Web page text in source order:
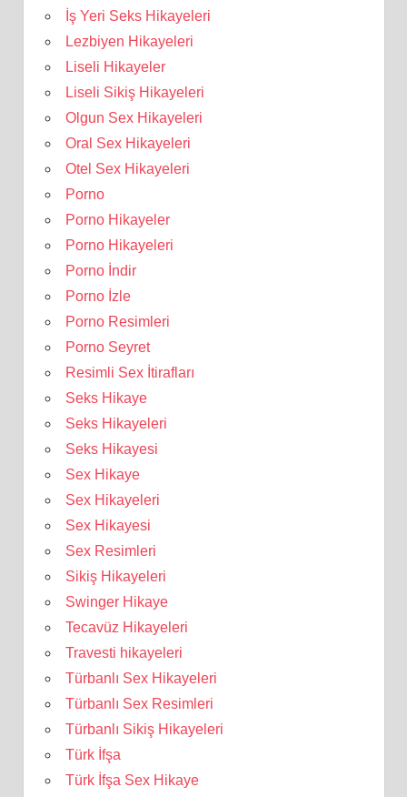
İş Yeri Seks Hikayeleri
Lezbiyen Hikayeleri
Liseli Hikayeler
Liseli Sikiş Hikayeleri
Olgun Sex Hikayeleri
Oral Sex Hikayeleri
Otel Sex Hikayeleri
Porno
Porno Hikayeler
Porno Hikayeleri
Porno İndir
Porno İzle
Porno Resimleri
Porno Seyret
Resimli Sex İtirafları
Seks Hikaye
Seks Hikayeleri
Seks Hikayesi
Sex Hikaye
Sex Hikayeleri
Sex Hikayesi
Sex Resimleri
Sikiş Hikayeleri
Swinger Hikaye
Tecavüz Hikayeleri
Travesti hikayeleri
Türbanlı Sex Hikayeleri
Türbanlı Sex Resimleri
Türbanlı Sikiş Hikayeleri
Türk İfşa
Türk İfşa Sex Hikaye